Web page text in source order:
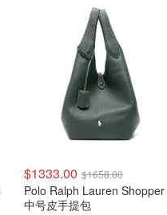
$1333.00 $1658.00
Polo Ralph Lauren Shopper
中号皮手提包